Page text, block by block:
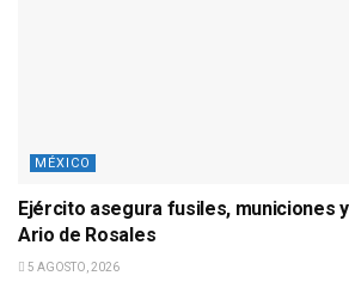
MÉXICO
Ejército asegura fusiles, municiones
Ario de Rosales
5 AGOSTO, 2026